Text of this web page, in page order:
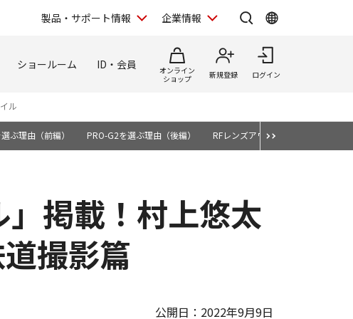
製品・サポート情報 企業情報
ショールーム ID・会員
オンライン
ショップ
新規登録 ログイン
ル
ぶ理由（前編） PRO-G2を選ぶ理由（後編） RFレンズアワード2025
掲載！村上悠太
撮影篇
公開日：2022年9月9日